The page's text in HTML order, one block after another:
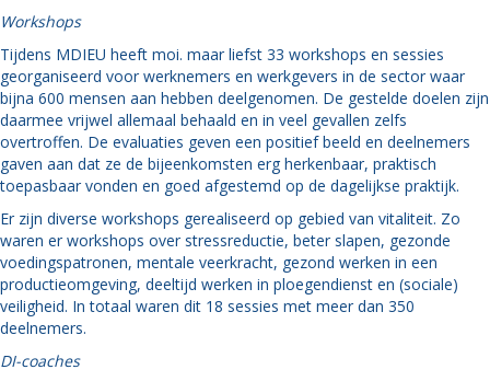
Workshops
Tijdens MDIEU heeft moi. maar liefst 33 workshops en sessies
georganiseerd voor werknemers en werkgevers in de sector waar
bijna 600 mensen aan hebben deelgenomen. De gestelde doelen zijn
daarmee vrijwel allemaal behaald en in veel gevallen zelfs
overtroffen. De evaluaties geven een positief beeld en deelnemers
gaven aan dat ze de bijeenkomsten erg herkenbaar, praktisch
toepasbaar vonden en goed afgestemd op de dagelijkse praktijk.
Er zijn diverse workshops gerealiseerd op gebied van vitaliteit. Zo
waren er workshops over stressreductie, beter slapen, gezonde
voedingspatronen, mentale veerkracht, gezond werken in een
productieomgeving, deeltijd werken in ploegendienst en (sociale)
veiligheid. In totaal waren dit 18 sessies met meer dan 350
deelnemers.
DI-coaches